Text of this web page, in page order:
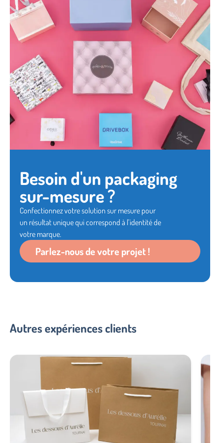
Besoin d'un packaging
sur-mesure ?
Confectionnez votre solution sur mesure pour
un résultat unique qui correspond à l’identité de
votre marque.
Parlez-nous de votre projet !
Autres expériences clients